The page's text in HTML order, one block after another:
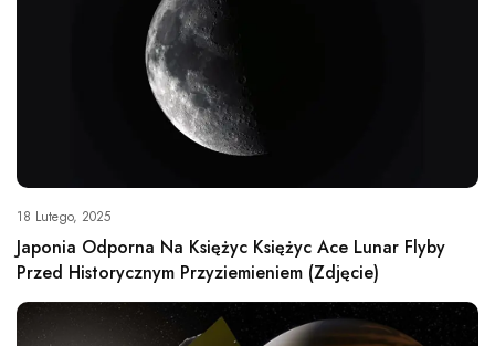
18 Lutego, 2025
Japonia Odporna Na Księżyc Księżyc Ace Lunar Flyby
Przed Historycznym Przyziemieniem (zdjęcie)